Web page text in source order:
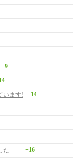
+9
います!
+14
した……
+16